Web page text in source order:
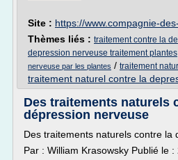
Site : https://www.compagnie-
Thèmes liés : traitement contre la
depression nerveuse traitement plantes
nerveuse par les plantes / traitement
traitement naturel contre la
Des traitements naturels
dépression nerveuse
Des traitements naturels contre la
Par : William Krasowsky Publié le